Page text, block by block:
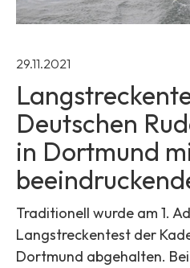
29.11.2021
Deutschen
in Dortmund
Traditionell wurde am 1.
Langstreckentest der
Dortmund abgehalten.